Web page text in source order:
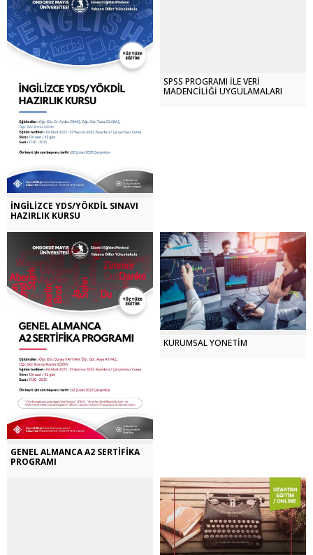
İNGİLİZCE YDS/YÖKDİL SINAVI
HAZIRLIK KURSU
SPSS PROGRAMI İLE VERİ
MADENCİLİĞİ UYGULAMALARI
GENEL ALMANCA A2 SERTİFİKA
PROGRAMI
KURUMSAL YÖNETİM